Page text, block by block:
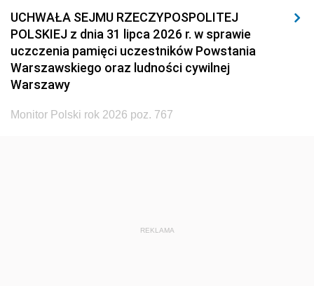
UCHWAŁA SEJMU RZECZYPOSPOLITEJ
POLSKIEJ z dnia 31 lipca 2026 r. w sprawie
uczczenia pamięci uczestników Powstania
Warszawskiego oraz ludności cywilnej
Warszawy
Monitor Polski rok 2026 poz. 767
REKLAMA